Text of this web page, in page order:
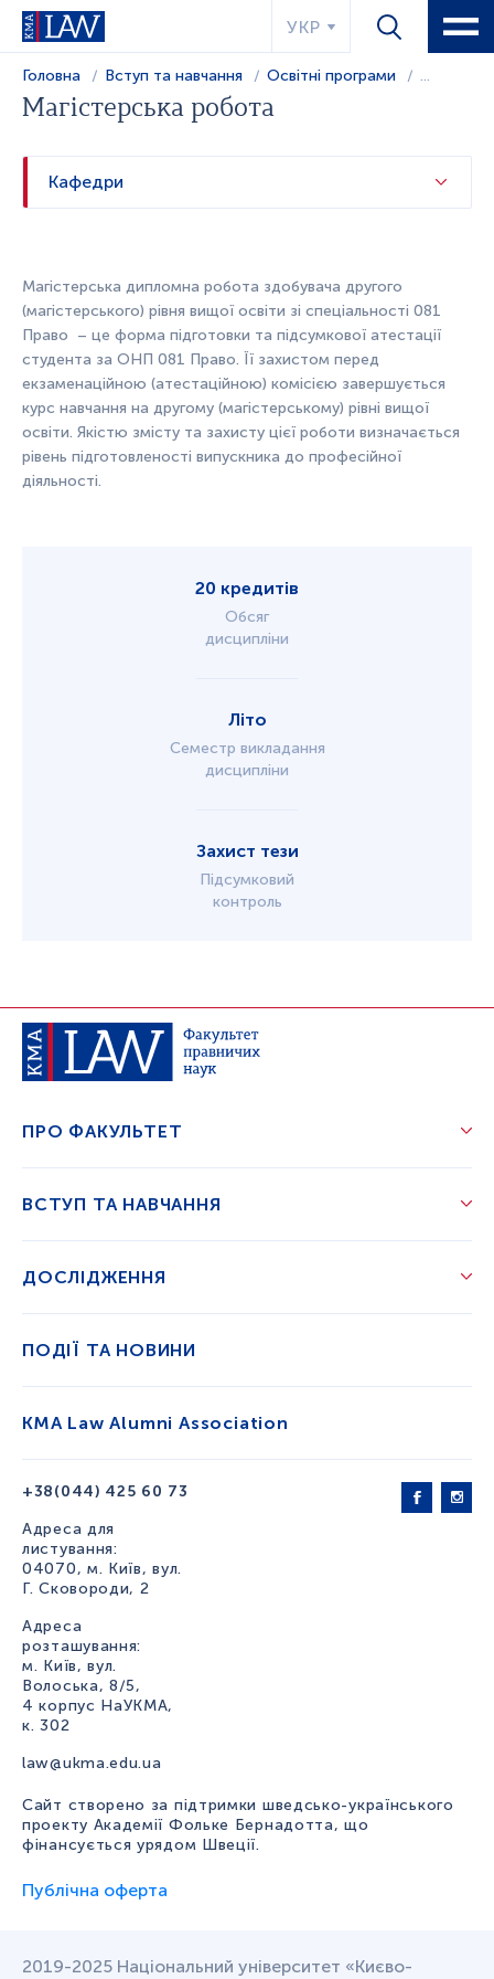
УКР
Головна Вступ та навчання Освітні програми ...
Магістерська робота
Кафедри
Магістерська дипломна робота здобувача другого
(магістерського) рівня вищої освіти зі спеціальності 081
Право – це форма підготовки та підсумкової атестації
студента за ОНП 081 Право. Її захистом перед
екзаменаційною (атестаційною) комісією завершується
курс навчання на другому (магістерському) рівні вищої
освіти. Якістю змісту та захисту цієї роботи визначається
рівень підготовленості випускника до професійної
діяльності.
20 кредитів
Обсяг
дисципліни
Літо
Семестр викладання
дисципліни
Захист тези
Підсумковий
контроль
+38(044) 425 60 73
Адреса для
листування:
04070, м. Київ, вул.
Г. Сковороди, 2
Адреса
розташування:
м. Київ, вул.
Волоська, 8/5,
4 корпус НаУКМА,
к. 302
law@ukma.edu.ua
ПРО ФАКУЛЬТЕТ
ВСТУП ТА НАВЧАННЯ
ДОСЛІДЖЕННЯ
ПОДІЇ ТА НОВИНИ
KMA Law Alumni Association
Сайт створено за підтримки шведсько-українського
проекту Академії Фольке Бернадотта, що
фінансується урядом Швеції.
Публічна оферта
2019-2025 Національний університет «Києво-